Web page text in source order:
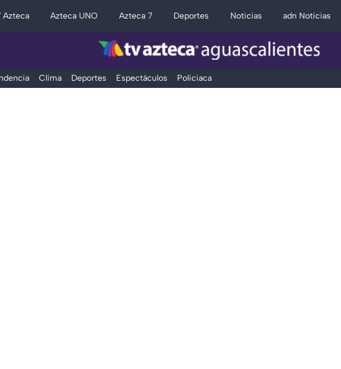
Azteca Azteca UNO Azteca 7 Deportes Noticias adn Noticias
Clima Deportes Espectáculos Policiaca